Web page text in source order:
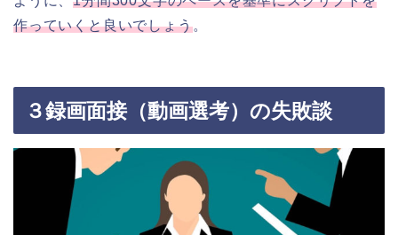
作っていくと良いでしょう。
３録画面接（動画選考）の失敗談